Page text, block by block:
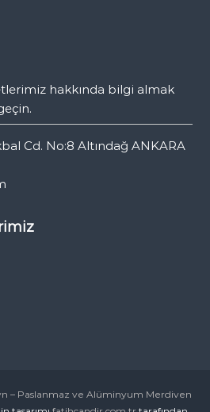
hakkında bilgi almak
Cd. No:8 Altındağ ANKARA
– Paslanmaz ve Alüminyum Merdiven